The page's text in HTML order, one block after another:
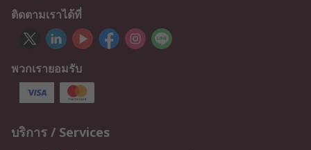
ติดตามเราได้ที่
พวกเรายอมรับ
บริการ / Services